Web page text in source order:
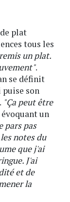
plat
tous les
un plat.
.
se définit
son
"Ça peut être
un
pars pas
notes du
que j'ai
J'ai
et de
la